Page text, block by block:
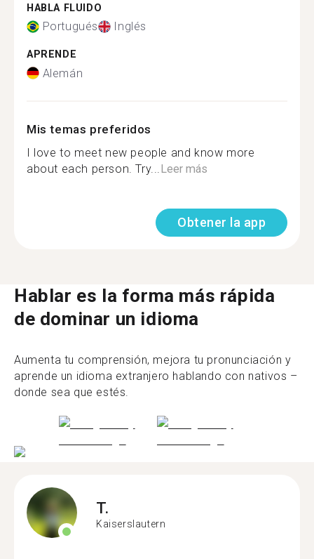
HABLA FLUIDO
Portugués Inglés
APRENDE
Alemán
Mis temas preferidos
I love to meet new people and know more
about each person. Try... Leer más
Obtener la app
Hablar es la forma más rápida
de dominar un idioma
Aumenta tu comprensión, mejora tu pronunciación y
aprende un idioma extranjero hablando con nativos –
donde sea que estés.
T.
Kaiserslautern